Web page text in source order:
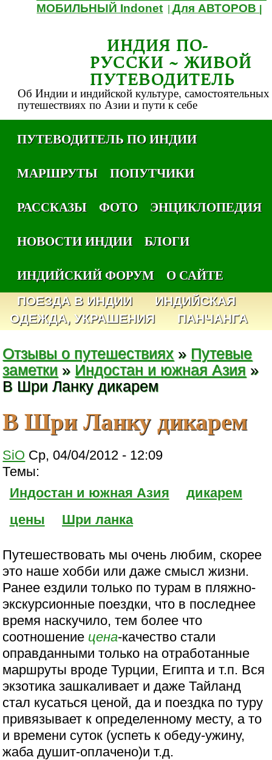
МОБИЛЬНЫЙ Indonet |Для АВТОРОВ
ИНДИЯ ПО-
РУССКИ ~ ЖИВОЙ
ПУТЕВОДИТЕЛЬ
Об Индии и индийской культуре, самостоятельных
путешествиях по Азии и пути к себе
ПУТЕВОДИТЕЛЬ ПО ИНДИИ
МАРШРУТЫ
ПОПУТЧИКИ
РАССКАЗЫ
ФОТО
ЭНЦИКЛОПЕДИЯ
НОВОСТИ ИНДИИ
БЛОГИ
ИНДИЙСКИЙ ФОРУМ
О САЙТЕ
ПОЕЗДА В ИНДИИ
ИНДИЙСКАЯ
ОДЕЖДА, УКРАШЕНИЯ
ПАНЧАНГА
Отзывы о путешествиях » Путевые
заметки » Индостан и южная Азия »
В Шри Ланку дикарем
В Шри Ланку дикарем
SiO Ср, 04/04/2012 - 12:09
Темы:
Индостан и южная Азия
дикарем
цены
Шри ланка
Путешествовать мы очень любим, скорее
это наше хобби или даже смысл жизни.
Ранее ездили только по турам в пляжно-
экскурсионные поездки, что в последнее
время наскучило, тем более что
соотношение цена-качество стали
оправданными только на отработанные
маршруты вроде Турции, Египта и т.п. Вся
экзотика зашкаливает и даже Тайланд
стал кусаться ценой, да и поездка по туру
привязывает к определенному месту, а то
и времени суток (успеть к обеду-ужину,
жаба душит-оплачено)и т.д.